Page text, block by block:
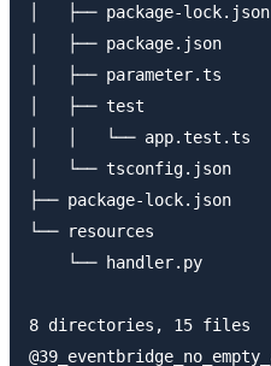
│   ├── package-lock.json
│   ├── package.json
│   ├── parameter.ts
│   ├── test
│   │   └── app.test.ts
│   └── tsconfig.json
├── package-lock.json
└── resources
    └── handler.py
8 directories, 15 files